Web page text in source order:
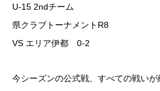
U-15 2ndチーム
県クラブトーナメントR8
VS エリア伊都 0-2
今シーズンの公式戦、すべての戦いが